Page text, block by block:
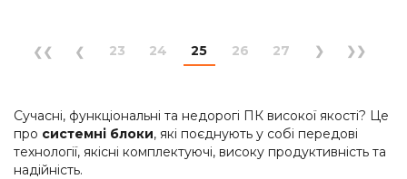
23 24 25 26 27
Сучасні, функціональні та недорогі ПК високої якості? Це
про системні блоки, які поєднують у собі передові
технології, якісні комплектуючі, високу продуктивність та
надійність.